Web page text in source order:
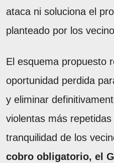
ataca ni soluciona el
planteado por los
El esquema propuesto
oportunidad perdida
y eliminar
violentas más
tranquilidad de los
cobro obligatorio, el